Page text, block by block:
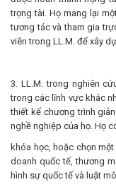
trọng tài. Họ mang lại
tương tác và tham gia
viên trong LL.M. để xây
3. LL.M. trong nghiên
trong các lĩnh vực khác
thiết kế chương trình
nghề nghiệp của họ. Họ
khóa học, hoặc chọn
doanh quốc tế, thương
hình sự quốc tế và luật